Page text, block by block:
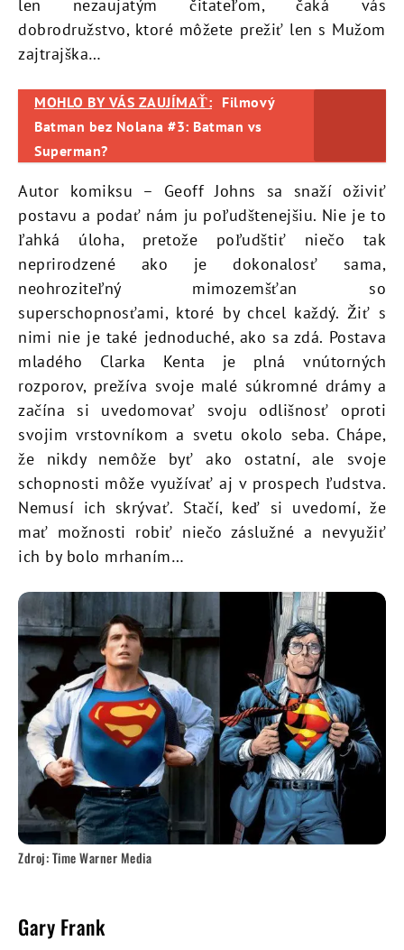
len nezaujatým čitateľom, čaká vás
dobrodružstvo, ktoré môžete prežiť len s Mužom
zajtrajška…
MOHLO BY VÁS ZAUJÍMAŤ: Filmový
Batman bez Nolana #3: Batman vs
Superman?
Autor komiksu – Geoff Johns sa snaží oživiť
postavu a podať nám ju poľudštenejšiu. Nie je to
ľahká úloha, pretože poľudštiť niečo tak
neprirodzené ako je dokonalosť sama,
neohroziteľný mimozemšťan so
superschopnosťami, ktoré by chcel každý. Žiť s
nimi nie je také jednoduché, ako sa zdá. Postava
mladého Clarka Kenta je plná vnútorných
rozporov, prežíva svoje malé súkromné drámy a
začína si uvedomovať svoju odlišnosť oproti
svojim vrstovníkom a svetu okolo seba. Chápe,
že nikdy nemôže byť ako ostatní, ale svoje
schopnosti môže využívať aj v prospech ľudstva.
Nemusí ich skrývať. Stačí, keď si uvedomí, že
mať možnosti robiť niečo záslužné a nevyužiť
ich by bolo mrhaním…
Zdroj: Time Warner Media
Gary Frank